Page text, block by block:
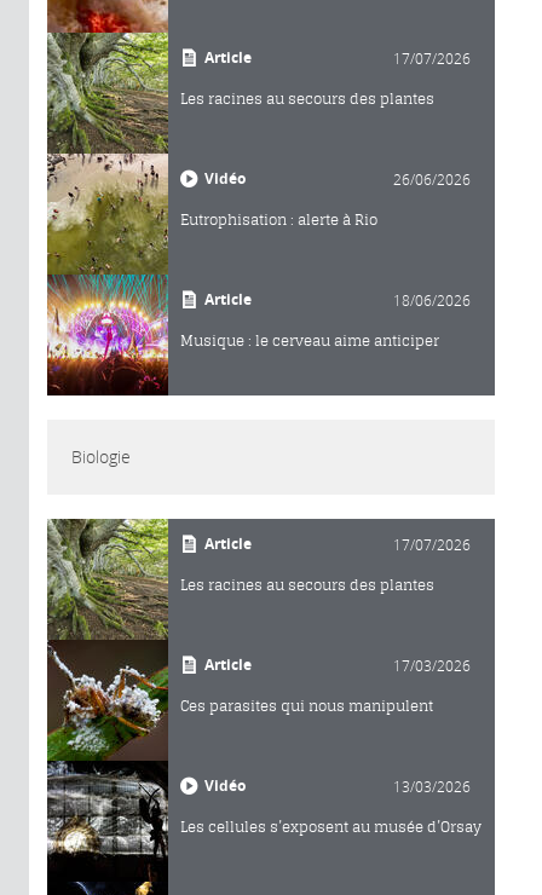
Article 17/07/2026
Les racines au secours des plantes
Vidéo 26/06/2026
Eutrophisation : alerte à Rio
Article 18/06/2026
Musique : le cerveau aime anticiper
Biologie
Article 17/07/2026
Les racines au secours des plantes
Article 17/03/2026
Ces parasites qui nous manipulent
Vidéo 13/03/2026
Les cellules s’exposent au musée d’Orsay